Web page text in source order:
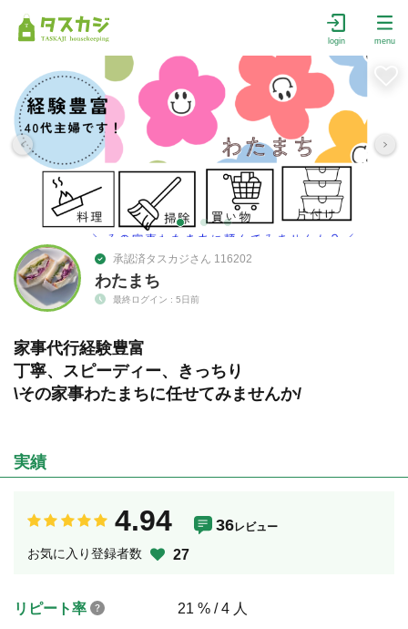
login menu
承認済タスカジさん 116202
わたまち
最終ログイン : 5日前
家事代行経験豊富
丁寧、スピーディー、きっちり
⁠\⁠その家事わたまちに任せてみませんか/
実績
4.94 36レビュー
お気に入り登録者数 27
リピート率 21 % / 4 人